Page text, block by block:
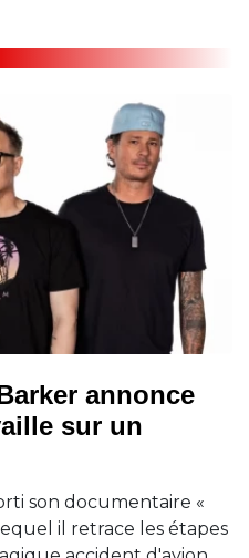
annonce
sur un
son documentaire «
il retrace les étapes